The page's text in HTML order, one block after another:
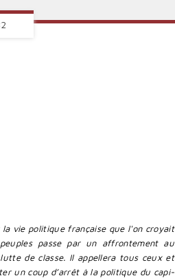
vie politique française que l'on croyait
passe par un affrontement au
de classe. Il appellera tous ceux et
un coup d’arrêt à la politique du capi­